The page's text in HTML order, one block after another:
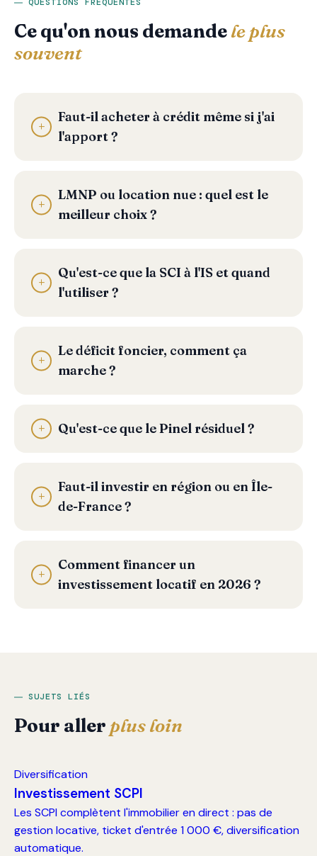
Ce qu'on nous demandele plus
souvent
Faut-il acheter à crédit même si j'ai
l'apport ?
LMNP ou location nue : quel est le
meilleur choix ?
Qu'est-ce que la SCI à l'IS et quand
l'utiliser ?
Le déficit foncier, comment ça
marche ?
Qu'est-ce que le Pinel résiduel ?
Faut-il investir en région ou en Île-
de-France ?
Comment financer un
investissement locatif en 2026 ?
SUJETS LIÉS
Pour aller plus loin
Diversification
Investissement SCPI
Les SCPI complètent l'immobilier en direct : pas de
gestion locative, ticket d'entrée 1 000 €, diversification
automatique.